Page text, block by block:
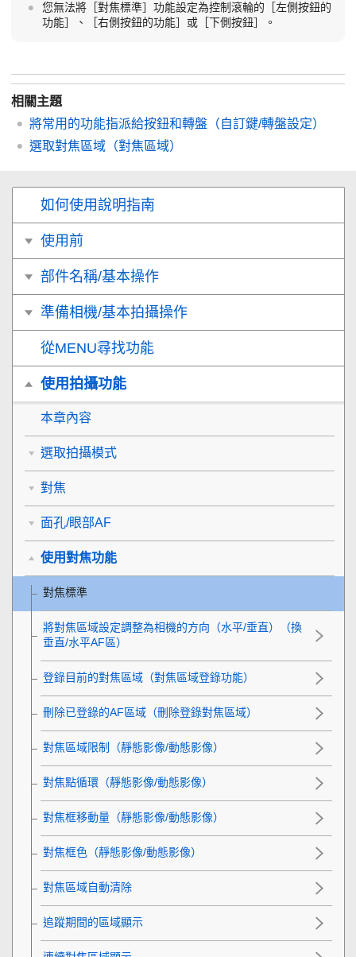
您無法將［對焦標準］ 功能設定為控制滾輪的 ［左側按鈕的
功能］
、 ［右側按鈕的功能］ 或［下側按鈕］ 。
相關主題
將常用的功能指派給按鈕和轉盤（自訂鍵/轉盤設定）
選取對焦區域（對焦區域）
如何使用說明指南
使用前
部件名稱/基本操作
準備相機/基本拍攝操作
從MENU尋找功能
使用拍攝功能
本章內容
選取拍攝模式
對焦
面孔/眼部AF
使用對焦功能
對焦標準
將對焦區域設定調整為相機的方向（水平/垂直）（換
垂直/水平AF區）
登錄目前的對焦區域（對焦區域登錄功能）
刪除已登錄的AF區域（刪除登錄對焦區域）
對焦區域限制 （靜態影像/動態影像）
對焦點循環 （靜態影像/動態影像）
對焦框移動量 （靜態影像/動態影像）
對焦框色 （靜態影像/動態影像）
對焦區域自動清除
追蹤期間的區域顯示